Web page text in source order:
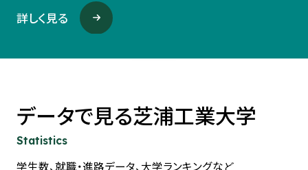
詳しく見る
データで見る芝浦工業大学
Statistics
学生数、就職・進路データ、大学ランキングなど